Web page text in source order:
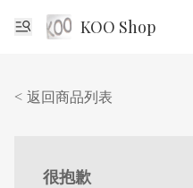
KOO Shop
< 返回商品列表
很抱歉